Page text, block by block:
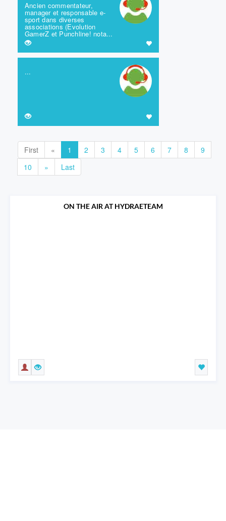
Ancien commentateur,
manager et responsable e-
sport dans diverses
associations (Evolution
GamerZ et Punchline! nota...
...
First « 1 2 3 4 5 6 7 8
9
10
» Last
ON THE AIR AT HYDRAETEAM